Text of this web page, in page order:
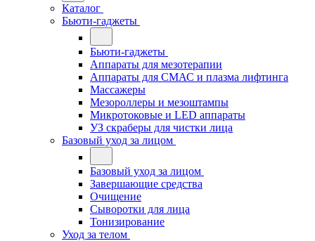
Каталог
Бьюти-гаджеты
Бьюти-гаджеты
Аппараты для мезотерапии
Аппараты для СМАС и плазма лифтинга
Массажеры
Мезороллеры и мезоштампы
Микротоковые и LED аппараты
УЗ скраберы для чистки лица
Базовый уход за лицом
Базовый уход за лицом
Завершающие средства
Очищение
Сыворотки для лица
Тонизирование
Уход за телом